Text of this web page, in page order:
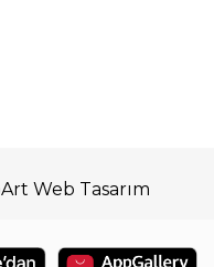
Web Tasarım